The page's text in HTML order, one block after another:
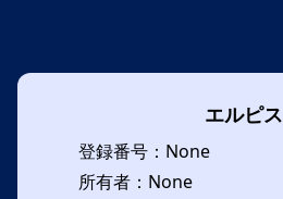
エルピス
登録番号：None
所有者：None